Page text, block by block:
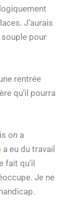
J’aurais
pour
rentrée
qu’il pourra
on a
a eu du travail
fait qu’il
Je ne